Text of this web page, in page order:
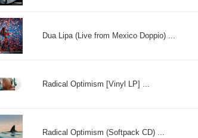
Dua Lipa (Live from Mexico Doppio) ...
Radical Optimism [Vinyl LP] ...
Radical Optimism (Softpack CD) ...